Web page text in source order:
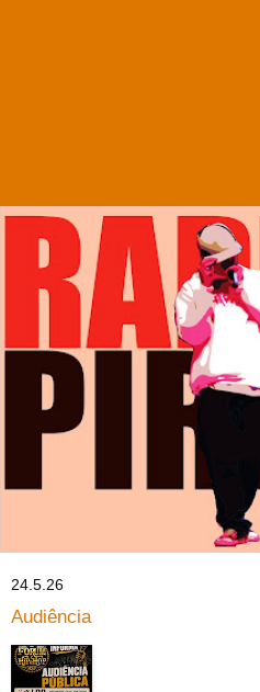
24.5.26
Audiência